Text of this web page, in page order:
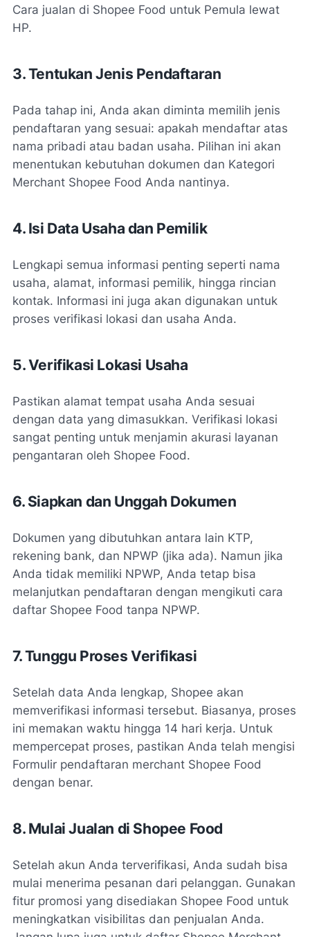
Cara jualan di Shopee Food untuk Pemula lewat
HP.
3. Tentukan Jenis Pendaftaran
Pada tahap ini, Anda akan diminta memilih jenis
pendaftaran yang sesuai: apakah mendaftar atas
nama pribadi atau badan usaha. Pilihan ini akan
menentukan kebutuhan dokumen dan Kategori
Merchant Shopee Food Anda nantinya.
4. Isi Data Usaha dan Pemilik
Lengkapi semua informasi penting seperti nama
usaha, alamat, informasi pemilik, hingga rincian
kontak. Informasi ini juga akan digunakan untuk
proses verifikasi lokasi dan usaha Anda.
5. Verifikasi Lokasi Usaha
Pastikan alamat tempat usaha Anda sesuai
dengan data yang dimasukkan. Verifikasi lokasi
sangat penting untuk menjamin akurasi layanan
pengantaran oleh Shopee Food.
6. Siapkan dan Unggah Dokumen
Dokumen yang dibutuhkan antara lain KTP,
rekening bank, dan NPWP (jika ada). Namun jika
Anda tidak memiliki NPWP, Anda tetap bisa
melanjutkan pendaftaran dengan mengikuti cara
daftar Shopee Food tanpa NPWP.
7. Tunggu Proses Verifikasi
Setelah data Anda lengkap, Shopee akan
memverifikasi informasi tersebut. Biasanya, proses
ini memakan waktu hingga 14 hari kerja. Untuk
mempercepat proses, pastikan Anda telah mengisi
Formulir pendaftaran merchant Shopee Food
dengan benar.
8. Mulai Jualan di Shopee Food
Setelah akun Anda terverifikasi, Anda sudah bisa
mulai menerima pesanan dari pelanggan. Gunakan
fitur promosi yang disediakan Shopee Food untuk
meningkatkan visibilitas dan penjualan Anda.